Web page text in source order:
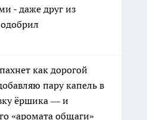
- даже друг из
как дорогой
пару капель в
ёршика — и
«аромата общаги»